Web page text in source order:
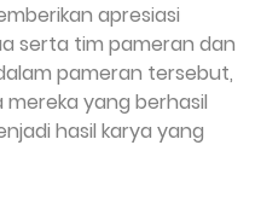
apresiasi
serta tim pameran dan
pameran tersebut,
yang berhasil
hasil karya yang